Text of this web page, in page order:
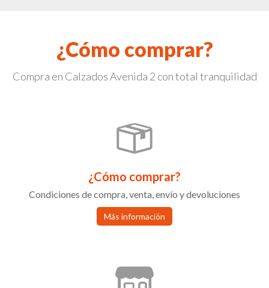
¿Cómo comprar?
Compra en Calzados Avenida 2 con total tranquilidad
¿Cómo comprar?
Condiciones de compra, venta, envío y devoluciones
Más información